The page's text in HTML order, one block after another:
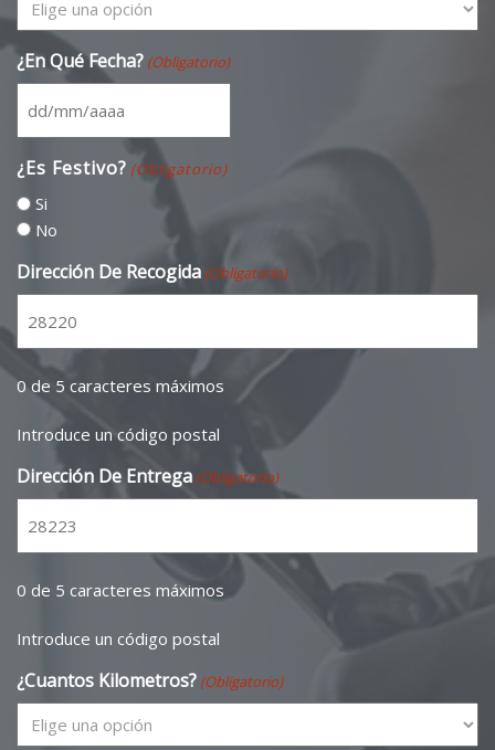
¿En Qué Fecha? (Obligatorio)
¿Es Festivo? (Obligatorio)
Si
No
Dirección De Recogida (Obligatorio)
0 de 5 caracteres máximos
Introduce un código postal
Dirección De Entrega (Obligatorio)
0 de 5 caracteres máximos
Introduce un código postal
¿Cuantos Kilometros? (Obligatorio)